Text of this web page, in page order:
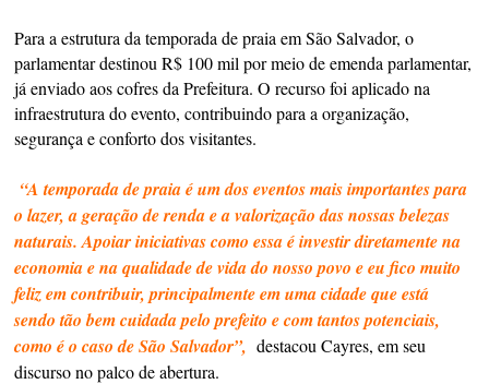
Para a estrutura da temporada de praia em São Salvador, o
parlamentar destinou R$ 100 mil por meio de emenda parlamentar,
já enviado aos cofres da Prefeitura. O recurso foi aplicado na
infraestrutura do evento, contribuindo para a organização,
segurança e conforto dos visitantes.
“A temporada de praia é um dos eventos mais importantes para
o lazer, a geração de renda e a valorização das nossas belezas
naturais. Apoiar iniciativas como essa é investir diretamente na
economia e na qualidade de vida do nosso povo e eu fico muito
feliz em contribuir, principalmente em uma cidade que está
sendo tão bem cuidada pelo prefeito e com tantos potenciais,
como é o caso de São Salvador”, destacou Cayres, em seu
discurso no palco de abertura.